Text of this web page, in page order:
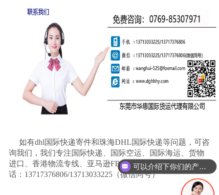
如有dhl国际快递寄件和珠海DHL国际快递等问题，可咨
询我们，我们专注国际快递、国际空运、国际海运、货物
进口、香港物流专线、亚马逊FBA物流入仓服务，联系电
话：13717376806/13713033225（微信同号）
可以介绍下你们的产品么
你们是怎么收费的呢